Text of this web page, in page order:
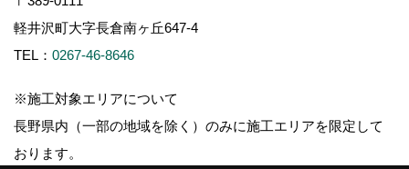
軽井沢町大字長倉南ヶ丘647-4
TEL： 0267-46-8646
※施工対象エリアについて
長野県内（一部の地域を除く）のみに施工エリアを限定して
おります。